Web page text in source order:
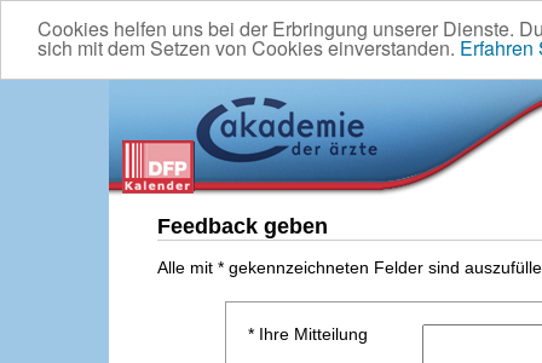
Cookies helfen uns bei der Erbringung unserer Dienste.
sich mit dem Setzen von Cookies einverstanden. Erfahren
Feedback geben
Alle mit * gekennzeichneten Felder sind
* Ihre Mitteilung